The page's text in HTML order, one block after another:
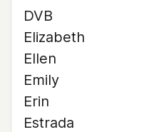
DVB
Elizabeth
Ellen
Emily
Erin
Estrada